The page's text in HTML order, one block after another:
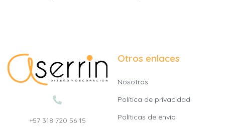
+57 318 720 56 15
Otros enlaces
Nosotros
Política de privacidad
Políticas de envío